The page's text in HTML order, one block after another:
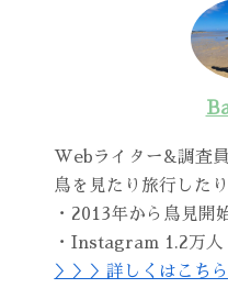
Webライター&調査員
鳥を見たり旅行したり
・2013年から鳥見開
・Instagram 1.2万人
＞＞＞詳しくはこちら